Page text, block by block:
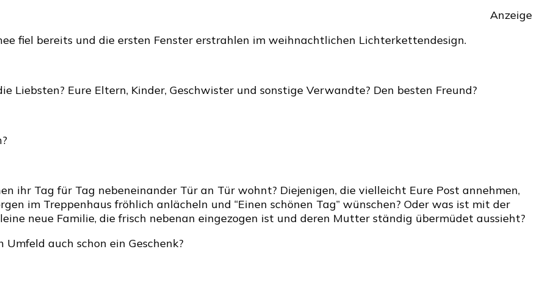
–
zu
Anzeige
fiel bereits und die ersten Fenster erstrahlen im weihnachtlichen Lichterkettendesign.
Liebsten? Eure Eltern, Kinder, Geschwister und sonstige Verwandte? Den besten Freund?
ihr Tag für Tag nebeneinander Tür an Tür wohnt? Diejenigen, die vielleicht Eure Post annehmen,
im Treppenhaus fröhlich anlächeln und “Einen schönen Tag” wünschen? Oder was ist mit der
neue Familie, die frisch nebenan eingezogen ist und deren Mutter ständig übermüdet aussieht?
auch schon ein Geschenk?